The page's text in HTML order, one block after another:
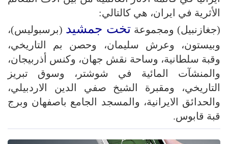
الأثرية في ايران، هي كالتالي:
(جغازنبيل) ومجموعةتخت جمشيد (برسبوليس)،
وبيستون، وعرش سليمان، وحصن بم التاريخي،
وقبة سلطانية، وساحة نقش جهان، وكنس أذربيجان،
والمنشآت المائية في شوشتر، وسوق تبريز
التاريخي، ومقبرة الشيخ صفي الدين الاردبيلي،
والحدائق الايرانية، والمسجد الجامع باصفهان وبرج
قبة قابوس.